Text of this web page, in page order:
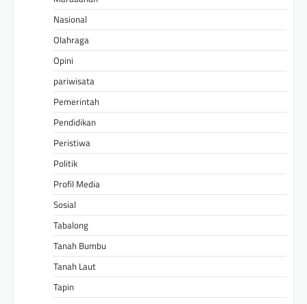
Nasional
Olahraga
Opini
pariwisata
Pemerintah
Pendidikan
Peristiwa
Politik
Profil Media
Sosial
Tabalong
Tanah Bumbu
Tanah Laut
Tapin